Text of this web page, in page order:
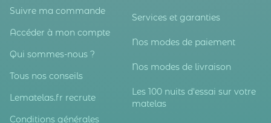
Suivre ma commande
Accéder à mon compte
Qui sommes-nous ?
Tous nos conseils
Lematelas.fr recrute
Conditions générales
Services et garanties
Nos modes de paiement
Nos modes de livraison
Les 100 nuits d'essai sur votre
matelas